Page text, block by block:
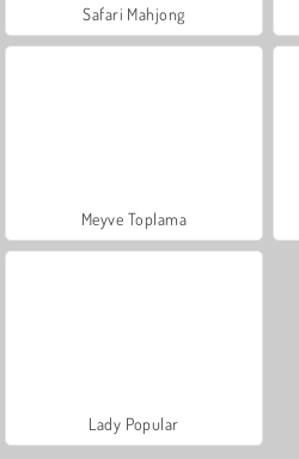
Safari Mahjong
Meyve Toplama
Lady Popular